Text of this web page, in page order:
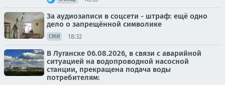
За аудиозаписи в соцсети - штраф: ещё одно
дело о запрещённой символике
СМИ 18:32
В Луганске 06.08.2026, в связи с аварийной
ситуацией на водопроводной насосной
станции, прекращена подача воды
потребителям: